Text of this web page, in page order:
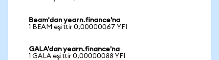
Beam'dan yearn.finance'na
1 BEAM eşittir 0,00000067 YFI
GALA'dan yearn.finance'na
1 GALA eşittir 0,00000088 YFI